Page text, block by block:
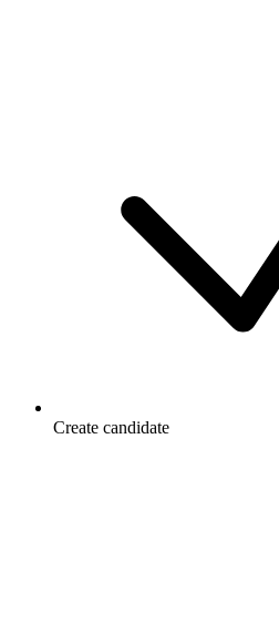
Create candidate